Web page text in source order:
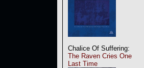
Chalice Of Suffering:
The Raven Cries One
Last Time